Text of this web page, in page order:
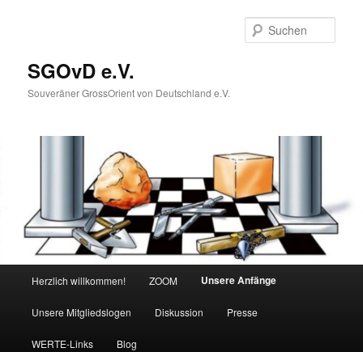
SGOvD e.V.
Souveräner GrossOrient von Deutschland e.V.
Herzlich willkommen! ZOOM Unsere Anfänge
Unsere Mitgliedslogen Diskussion Presse
WERTE-Links Blog